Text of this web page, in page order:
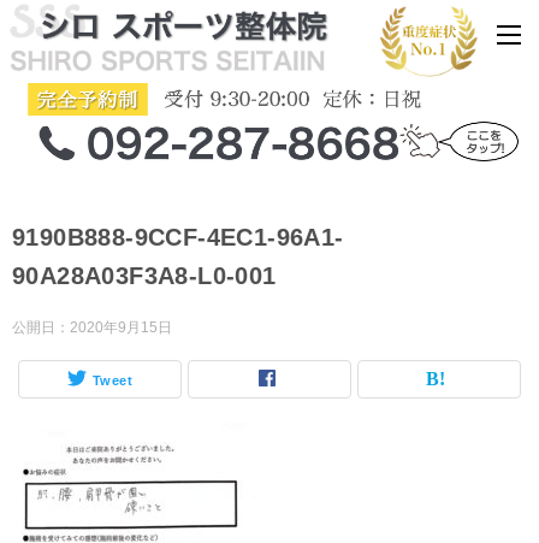
9190B888-9CCF-4EC1-96A1-
90A28A03F3A8-L0-001
公開日： 2020年9月15日
Tweet